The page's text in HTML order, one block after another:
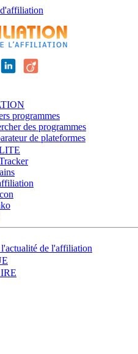
programmes
des programmes
de plateformes
de l'affiliation